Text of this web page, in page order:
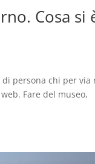
Cosa si
persona chi per via
Fare del museo,